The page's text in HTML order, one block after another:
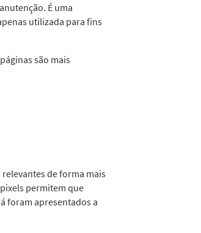
É uma
utilizada para fins
são mais
relevantes de forma mais
permitem que
foram apresentados a